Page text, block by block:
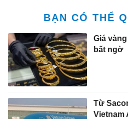
BẠN CÓ THỂ
Giá
bất ngờ
Từ
Vietnam